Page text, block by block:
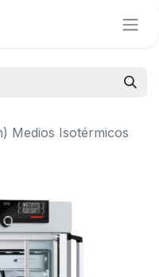
Medios Isotérmicos